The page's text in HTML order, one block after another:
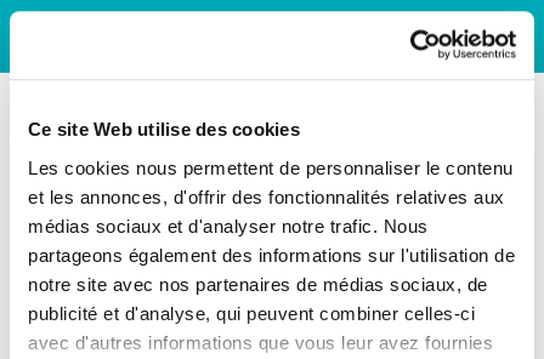
Ce site Web utilise des cookies
Les cookies nous permettent de personnaliser le contenu
et les annonces, d'offrir des fonctionnalités relatives aux
médias sociaux et d'analyser notre trafic. Nous
partageons également des informations sur l'utilisation de
notre site avec nos partenaires de médias sociaux, de
publicité et d'analyse, qui peuvent combiner celles-ci
avec d'autres informations que vous leur avez fournies